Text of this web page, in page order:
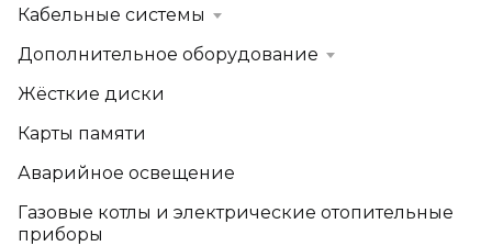
Кабельные системы
Дополнительное оборудование
Жёсткие диски
Карты памяти
Аварийное освещение
Газовые котлы и электрические отопительные
приборы